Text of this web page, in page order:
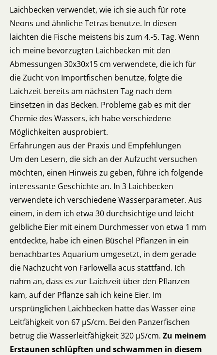
Laichbecken verwendet, wie ich sie auch für rote
Neons und ähnliche Tetras benutze. In diesen
laichten die Fische meistens bis zum 4.-5. Tag. Wenn
ich meine bevorzugten Laichbecken mit den
Abmessungen 30x30x15 cm verwendete, die ich für
die Zucht von Importfischen benutze, folgte die
Laichzeit bereits am nächsten Tag nach dem
Einsetzen in das Becken. Probleme gab es mit der
Chemie des Wassers, ich habe verschiedene
Möglichkeiten ausprobiert.
Erfahrungen aus der Praxis und Empfehlungen
Um den Lesern, die sich an der Aufzucht versuchen
möchten, einen Hinweis zu geben, führe ich folgende
interessante Geschichte an. In 3 Laichbecken
verwendete ich verschiedene Wasserparameter. Aus
einem, in dem ich etwa 30 durchsichtige und leicht
gelbliche Eier mit einem Durchmesser von etwa 1 mm
entdeckte, habe ich einen Büschel Pflanzen in ein
benachbartes Aquarium umgesetzt, in dem gerade
die Nachzucht von Farlowella acus stattfand. Ich
nahm an, dass es zur Laichzeit über den Pflanzen
kam, auf der Pflanze sah ich keine Eier. Im
ursprünglichen Laichbecken hatte das Wasser eine
Leitfähigkeit von 67 µS/cm. Bei den Panzerfischen
betrug die Wasserleitfähigkeit 320 µS/cm. Zu meinem
Erstaunen schlüpften und schwammen in diesem